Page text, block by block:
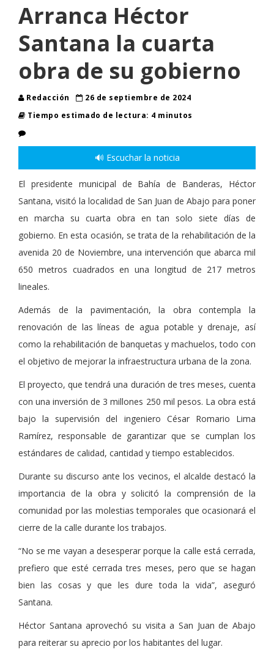
Arranca Héctor
Santana la cuarta
obra de su gobierno
Redacción
26 de septiembre de 2024
Tiempo estimado de lectura: 4 minutos
🔊 Escuchar la noticia
El presidente municipal de Bahía de Banderas, Héctor
Santana, visitó la localidad de San Juan de Abajo para poner
en marcha su cuarta obra en tan solo siete días de
gobierno. En esta ocasión, se trata de la rehabilitación de la
avenida 20 de Noviembre, una intervención que abarca mil
650 metros cuadrados en una longitud de 217 metros
lineales.
Además de la pavimentación, la obra contempla la
renovación de las líneas de agua potable y drenaje, así
como la rehabilitación de banquetas y machuelos, todo con
el objetivo de mejorar la infraestructura urbana de la zona.
El proyecto, que tendrá una duración de tres meses, cuenta
con una inversión de 3 millones 250 mil pesos. La obra está
bajo la supervisión del ingeniero César Romario Lima
Ramírez, responsable de garantizar que se cumplan los
estándares de calidad, cantidad y tiempo establecidos.
Durante su discurso ante los vecinos, el alcalde destacó la
importancia de la obra y solicitó la comprensión de la
comunidad por las molestias temporales que ocasionará el
cierre de la calle durante los trabajos.
“No se me vayan a desesperar porque la calle está cerrada,
prefiero que esté cerrada tres meses, pero que se hagan
bien las cosas y que les dure toda la vida”, aseguró
Santana.
Héctor Santana aprovechó su visita a San Juan de Abajo
para reiterar su aprecio por los habitantes del lugar.